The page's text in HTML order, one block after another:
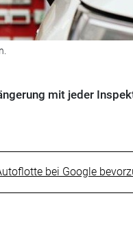
mit jeder
bei Google